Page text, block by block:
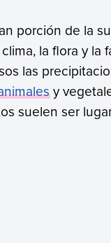
porción de la
clima, la flora y la
las
y
suelen ser